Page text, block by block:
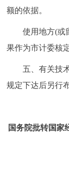
额的依据。
使用地方(或留
果作为市计委核
五、有关技术
规定下达后另行
国务院批转国家